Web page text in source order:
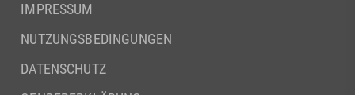
IMPRESSUM
NUTZUNGSBEDINGUNGEN
DATENSCHUTZ